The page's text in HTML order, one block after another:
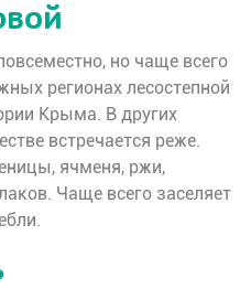
но чаще всего
регионах лесостепной
Крыма. В других
встречается реже.
ячменя, ржи,
Чаще всего заселяет